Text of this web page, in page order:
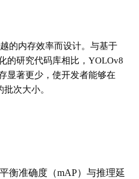
的内存效率而设计。与基于
的研究代码库相比，YOLOv8
显著更少，使开发者能够在
次大小。
衡准确度（mAP）与推理延